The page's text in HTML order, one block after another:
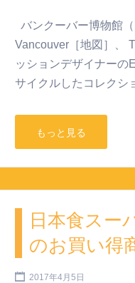
バンクーバー博物館
Vancouver［地図］、
ッションデザイナーの
サイクルしたコレクシ
もっと見る
日本食スー
のお買い得
2017年4月5日